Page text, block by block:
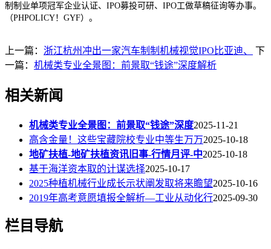
制制业单项冠军企业认证、IPO募投可研、IPO工做草稿征询等办事。
（PHPOLICY！GYF）。
上一篇： 浙江杭州冲出一家汽车制制机械视觉IPO比亚迪、
下
一篇： 机械类专业全景图：前景取“钱途”深度解析
相关新闻
机械类专业全景图：前景取“钱途”深度2025-11-21
高含金量！这些宝藏院校专业中等生万万2025-10-18
地矿扶植-地矿扶植资讯旧事-行情月评-中2025-10-18
基于海洋资本取的计谋选择2025-10-17
2025种植机械行业成长示状阐发取将来瞻望2025-10-16
2019年高考意愿填报全解析—工业从动化行2025-09-30
栏目导航